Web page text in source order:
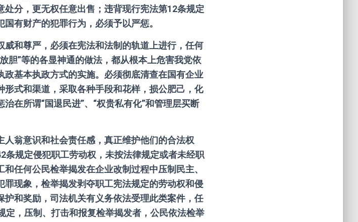
分，更无权任意出售；违背现行宪法第12条规定
有财产的犯罪行为，必须予以严惩。
威和尊严，必须在宪法和法制的轨道上进行，任何
胆”等的各显神通的做法，都从根本上危害我党依
基本执政方式的实施。必须彻底清查在国有企业
式和渠道，采取各种手段和花样，损公肥己，化
在所谓“国退民进”、“权贵私有化”和管理层买断
翁意识和社会责任感，真正维护他们的合法权
条规定侵犯职工劳动权，未按法律规定或者未经职
任何公民检举揭发在企业改制过程中压制民主、
现象，检举揭发剥夺职工宪法规定的劳动权和侵
和奖励，司法机关有义务依法受理此类案件，任
定，压制、打击和报复检举揭发者，公民依法检举